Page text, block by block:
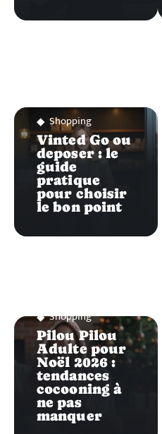
Shopping
Vinted Go ou
deposer : le
guide
pratique
pour choisir
le bon point
Shopping
Pilou Pilou
Adulte pour
Noël 2026 :
tendances
cocooning à
ne pas
manquer